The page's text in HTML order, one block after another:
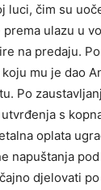
luci, čim su
ulazu u
na predaju.
mu je dao
Po
s
oplata
napuštanja
djelovati